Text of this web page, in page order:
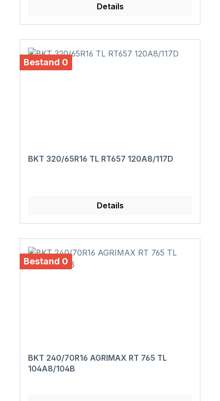
Details
Bestand 0
BKT 320/65R16 TL RT657 120A8/117D
Details
Bestand 0
BKT 240/70R16 AGRIMAX RT 765 TL
104A8/104B